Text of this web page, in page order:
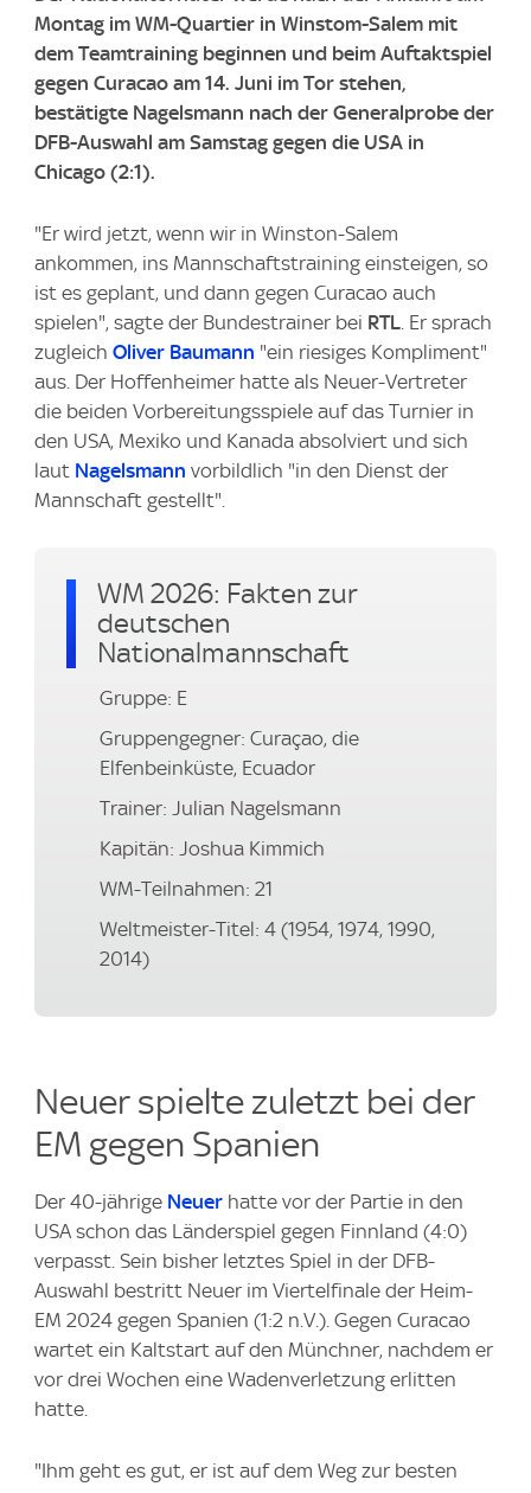
Montag im WM-Quartier in Winstom-Salem mit
dem Teamtraining beginnen und beim Auftaktspiel
gegen Curacao am 14. Juni im Tor stehen,
bestätigte Nagelsmann nach der Generalprobe der
DFB-Auswahl am Samstag gegen die USA in
Chicago (2:1).
"Er wird jetzt, wenn wir in Winston-Salem
ankommen, ins Mannschaftstraining einsteigen, so
ist es geplant, und dann gegen Curacao auch
spielen", sagte der Bundestrainer bei RTL. Er sprach
zugleich Oliver Baumann "ein riesiges Kompliment"
aus. Der Hoffenheimer hatte als Neuer-Vertreter
die beiden Vorbereitungsspiele auf das Turnier in
den USA, Mexiko und Kanada absolviert und sich
laut Nagelsmann vorbildlich "in den Dienst der
Mannschaft gestellt".
WM 2026: Fakten zur
deutschen
Nationalmannschaft
Gruppe: E
Gruppengegner: Curaçao, die
Elfenbeinküste, Ecuador
Trainer: Julian Nagelsmann
Kapitän: Joshua Kimmich
WM-Teilnahmen: 21
Weltmeister-Titel: 4 (1954, 1974, 1990,
2014)
Neuer spielte zuletzt bei der
EM gegen Spanien
Der 40-jährige Neuer hatte vor der Partie in den
USA schon das Länderspiel gegen Finnland (4:0)
verpasst. Sein bisher letztes Spiel in der DFB-
Auswahl bestritt Neuer im Viertelfinale der Heim-
EM 2024 gegen Spanien (1:2 n.V.). Gegen Curacao
wartet ein Kaltstart auf den Münchner, nachdem er
vor drei Wochen eine Wadenverletzung erlitten
hatte.
"Ihm geht es gut, er ist auf dem Weg zur besten